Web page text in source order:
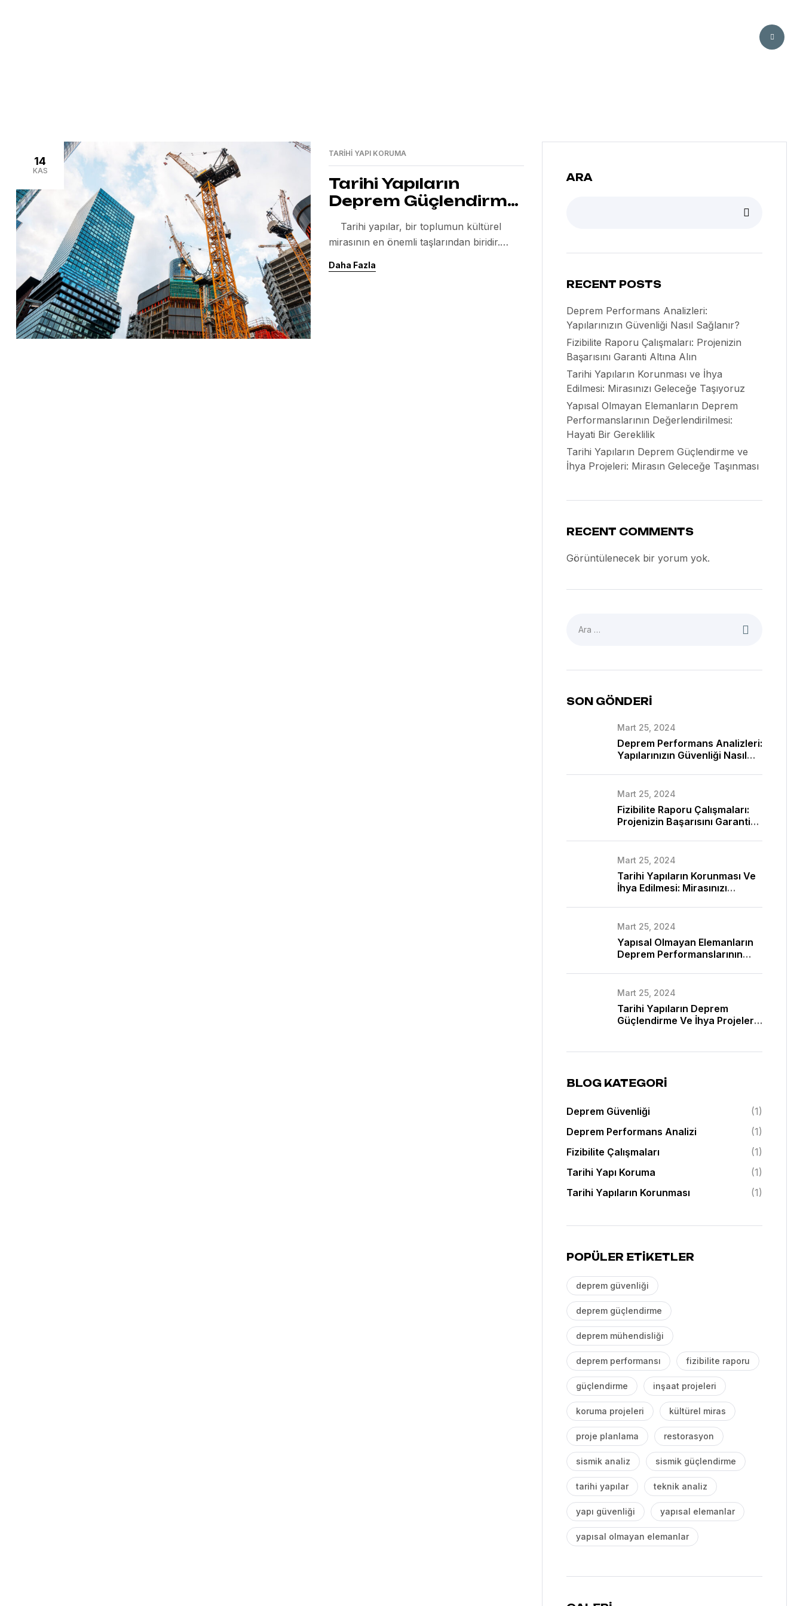
14
KAS
TARIHI YAPI KORUMA
Tarihi Yapıların
Deprem Güçlendirme
ve İhya Projeleri:
Mirasın Geleceğe
Tarihi yapılar, bir toplumun kültürel
mirasının en önemli taşlarından biridir.
mimari ve sanatsal zenginliklerini bugüne
Daha Fazla
ARA
RECENT POSTS
Deprem Performans Analizleri:
Yapılarınızın Güvenliği Nasıl Sağlanır?
Fizibilite Raporu Çalışmaları: Projenizin
Başarısını Garanti Altına Alın
Tarihi Yapıların Korunması ve İhya
Edilmesi: Mirasınızı Geleceğe Taşıyoruz
Yapısal Olmayan Elemanların Deprem
Performanslarının Değerlendirilmesi:
Hayati Bir Gereklilik
Tarihi Yapıların Deprem Güçlendirme ve
İhya Projeleri: Mirasın Geleceğe Taşınması
RECENT COMMENTS
Görüntülenecek bir yorum yok.
SON GÖNDERI
Mart 25, 2024
Deprem Performans Analizleri:
Yapılarınızın Güvenliği Nasıl
Mart 25, 2024
Fizibilite Raporu Çalışmaları:
Projenizin Başarısını Garanti
Mart 25, 2024
Tarihi Yapıların Korunması Ve
İhya Edilmesi: Mirasınızı
Mart 25, 2024
Yapısal Olmayan Elemanların
Deprem Performanslarının
Gereklilik
Mart 25, 2024
Tarihi Yapıların Deprem
Güçlendirme Ve İhya Projeleri:
BLOG KATEGORI
Deprem Güvenliği
(1)
Deprem Performans Analizi
(1)
Fizibilite Çalışmaları
(1)
Tarihi Yapı Koruma
(1)
Tarihi Yapıların Korunması
(1)
POPÜLER ETIKETLER
deprem güvenliği
deprem güçlendirme
deprem mühendisliği
deprem performansı fizibilite raporu
güçlendirme inşaat projeleri
koruma projeleri kültürel miras
proje planlama restorasyon
sismik analiz sismik güçlendirme
tarihi yapılar teknik analiz
yapı güvenliği yapısal elemanlar
yapısal olmayan elemanlar